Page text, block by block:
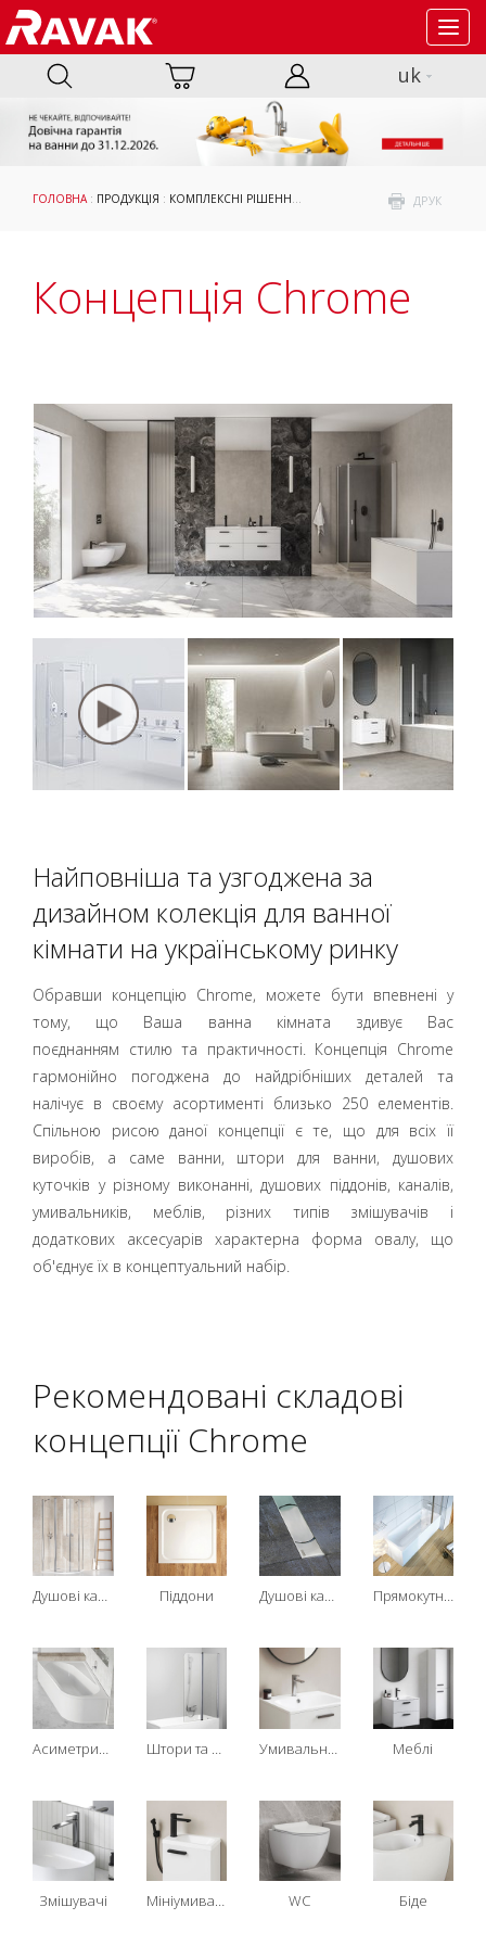
uk
ДРУК
ГОЛОВНА : ПРОДУКЦІЯ : КОМПЛЕКСНІ РІШЕННЯ ДЛЯ ВАННИХ КІМНАТ :
Концепція Chrome
Найповніша та узгоджена за
дизайном колекція для ванної
кімнати на українському ринку
Обравши концепцію Chrome, можете бути впевнені у
тому, що Ваша ванна кімната здивує Вас
поєднанням стилю та практичності. Концепція Chrome
гармонійно погоджена до найдрібніших деталей та
налічує в своєму асортименті близько 250 елементів.
Спільною рисою даної концепції є те, що для всіх її
виробів, а саме ванни, штори для ванни, душових
куточків у різному виконанні, душових піддонів, каналів,
умивальників, меблів, різних типів змішувачів і
додаткових аксесуарів характерна форма овалу, що
об'єднує їх в концептуальний набір.
Рекомендовані складові
концепції Chrome
Душові кабіни Піддони Душові канали Прямокутні ванни
Меблі
Змішувачі Мініумивальник WC Біде